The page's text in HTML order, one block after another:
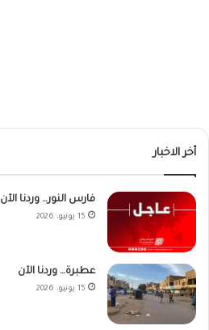
أخر الاخبار
فارس النور… وردنا الآن
15 يونيو، 2026
عطبرة… وردنا الآن
15 يونيو، 2026